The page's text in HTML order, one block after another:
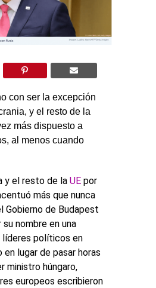
con ser la excepción
y el resto de la
más dispuesto a
al menos cuando
y el resto de la UEpor
más que nunca
Gobierno de Budapest
nombre en una
líderes políticos en
en lugar de pasar horas
ministro húngaro,
europeos escribieron